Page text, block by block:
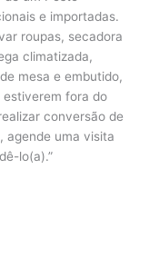
e importadas.
roupas, secadora
climatizada,
mesa e embutido,
estiverem fora do
conversão de
agende uma visita
lo(a).”